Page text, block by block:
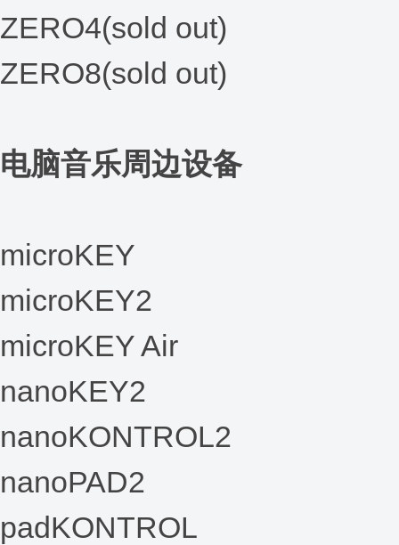
ZERO4(sold out)
ZERO8(sold out)
电脑音乐周边设备
microKEY
microKEY2
microKEY Air
nanoKEY2
nanoKONTROL2
nanoPAD2
padKONTROL